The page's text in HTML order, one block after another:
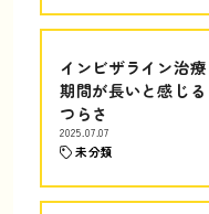
インビザライン治療
期間が長いと感じる
つらさ
2025.07.07
未分類